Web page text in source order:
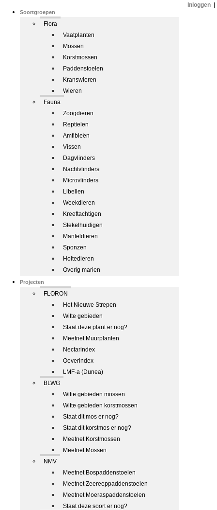
Soortgroepen
Flora
Vaatplanten
Mossen
Korstmossen
Paddenstoelen
Kranswieren
Wieren
Fauna
Zoogdieren
Reptielen
Amfibieën
Vissen
Dagvlinders
Nachtvlinders
Microvlinders
Libellen
Weekdieren
Kreeftachtigen
Stekelhuidigen
Manteldieren
Sponzen
Holtedieren
Overig marien
Projecten
FLORON
Het Nieuwe Strepen
Witte gebieden
Staat deze plant er nog?
Meetnet Muurplanten
Nectarindex
Oeverindex
LMF-a (Dunea)
BLWG
Witte gebieden mossen
Witte gebieden korstmossen
Staat dit mos er nog?
Staat dit korstmos er nog?
Meetnet Korstmossen
Meetnet Mossen
NMV
Meetnet Bospaddenstoelen
Meetnet Zeereeppaddenstoelen
Meetnet Moeraspaddenstoelen
Staat deze soort er nog?
Inloggen